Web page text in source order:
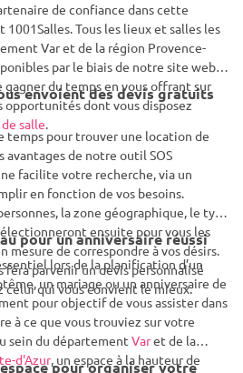
de confiance dans cette
Tous les lieux et salles les
Var et de la région Provence-
par le biais de notre site web.
du temps en vous offrant sur
dont vous disposez
salle.
envoient des devis gratuits
temps pour trouver une location de
avantages de notre outil SOS
facilite votre recherche, via un
en fonction de vos besoins.
la zone géographique, le type
ensuite pour vous les
mesure de correspondre à vos désirs.
fera parvenir un devis personnalisé
celui qui vous convient le mieux.
pour un anniversaire réussi
lors de la planification d’un
un mariage ou un anniversaire de
pour objectif de vous assister dans
à ce que vous trouviez sur votre
sein du département Varet de la
d'Azur, un espace à la hauteur de
pour organiser votre